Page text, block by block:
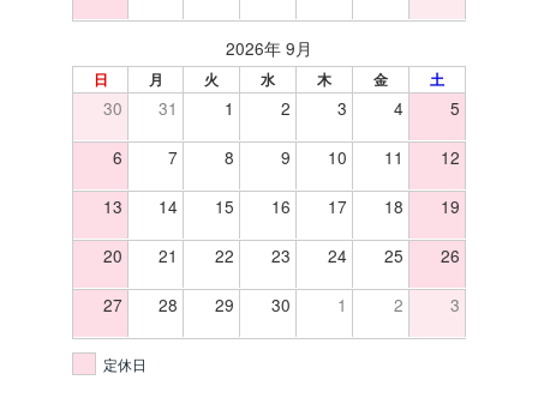
2026年 9月
日 月 火 水 木 金 土
30 31 1 2 3 4 5
6 7 8 9 10 11 12
13 14 15 16 17 18 19
20 21 22 23 24 25 26
27 28 29 30 1 2 3
定休日